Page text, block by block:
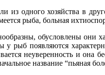
из одного хозяйства в
рыба, больная
обусловлены они
у рыб появляются
неуверенность и она
название “пьяная